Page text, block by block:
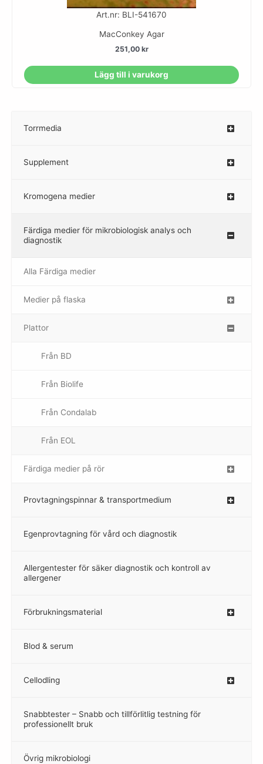
Art.nr: BLI-541670
MacConkey Agar
251,00 kr
Lägg till i varukorg
Torrmedia
–
Supplement
–
Kromogena medier
–
Färdiga medier för mikrobiologisk analys och
diagnostik
Alla Färdiga medier
Medier på flaska
–
Plattor
–
Från BD
Från Biolife
–
Från Condalab
Från EOL
–
Färdiga medier på rör
–
Provtagningspinnar & transportmedium
–
Egenprovtagning för vård och diagnostik
–
Allergentester för säker diagnostik och kontroll av
allergener
–
Förbrukningsmaterial
Blod & serum
Cellodling
–
Snabbtester – Snabb och tillförlitlig testning för
professionellt bruk
–
Övrig mikrobiologi
–